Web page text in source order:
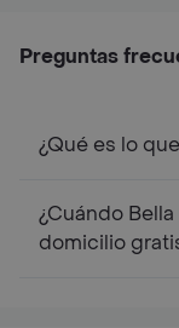
Preguntas
¿Qué es lo
¿Cuándo
domicilio